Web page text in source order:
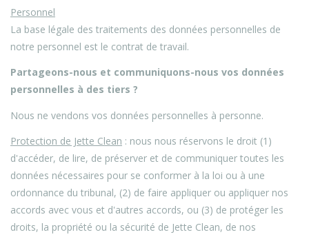
Personnel
La base légale des traitements des données personnelles de
notre personnel est le contrat de travail.
Partageons-nous et communiquons-nous vos données
personnelles à des tiers ?
Nous ne vendons vos données personnelles à personne.
Protection de Jette Clean : nous nous réservons le droit (1)
d'accéder, de lire, de préserver et de communiquer toutes les
données nécessaires pour se conformer à la loi ou à une
ordonnance du tribunal, (2) de faire appliquer ou appliquer nos
accords avec vous et d'autres accords, ou (3) de protéger les
droits, la propriété ou la sécurité de Jette Clean, de nos